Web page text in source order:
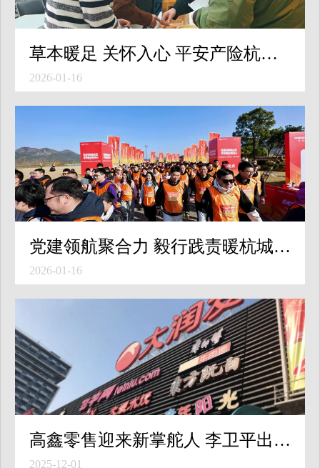
草本暖足 关怀入心 平安产险杭州机构携方回春堂打造员工健康服务新体验
2026-01-16
党建领航聚合力 毅行践责暖杭城——平安产险杭州机构徒步毅行活动圆满举办
2026-01-16
高鑫零售迎来新掌舵人 李卫平出任执行董事及首席执行官
2025-12-01